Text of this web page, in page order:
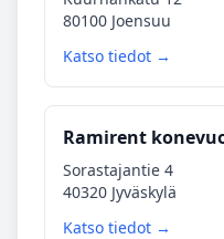
80100 Joensuu
Katso tiedot →
Ramirent
Sorastajantie 4
40320 Jyväskylä
Katso tiedot →